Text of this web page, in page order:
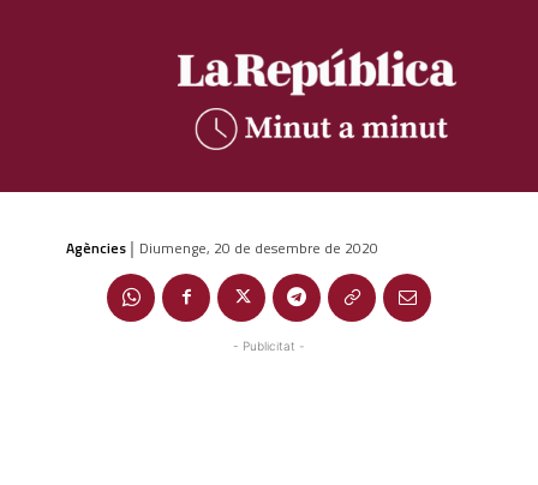
Agències | Diumenge, 20 de desembre de 2020
- Publicitat -